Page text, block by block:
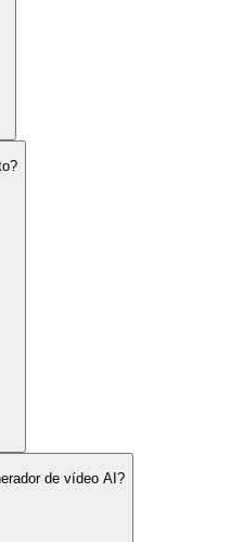
de vídeo AI?